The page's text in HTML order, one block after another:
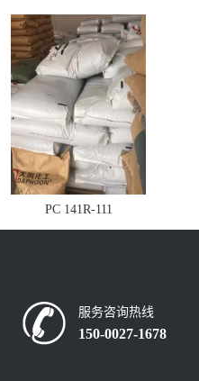
PC 141R-111
服务咨询热线
150-0027-1678